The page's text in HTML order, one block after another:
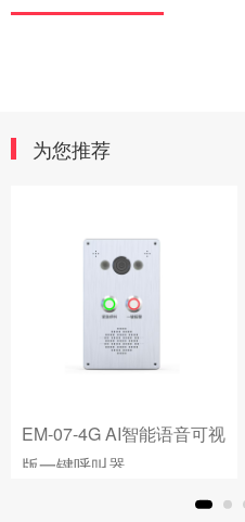
为您推荐
EM-07-4G AI智能语音可视
版一键呼叫器